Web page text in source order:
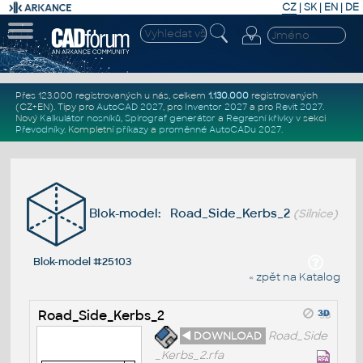
CZ | SK| EN | DE
Přes 123.000 registrovaných u nás, celkem 1.130.000registrovaných
(CZ+EN). Tipy pro AutoCAD 2027, pro Inventor 2027a pro Revit 2027.
Nový Kalkulátor nosníků, Spirograf generátor a Regresní křivkyv sekci
Převodníky. Kompletní příkazya proměnné AutoCADu 2027.
Blok-model: Road_Side_Kerbs_2 (Silnice)
Blok-model #25103
« zpět na Katalog
Road_Side_Kerbs_2
◄ DOWNLOAD Road_Side
_Kerbs_2.rfa